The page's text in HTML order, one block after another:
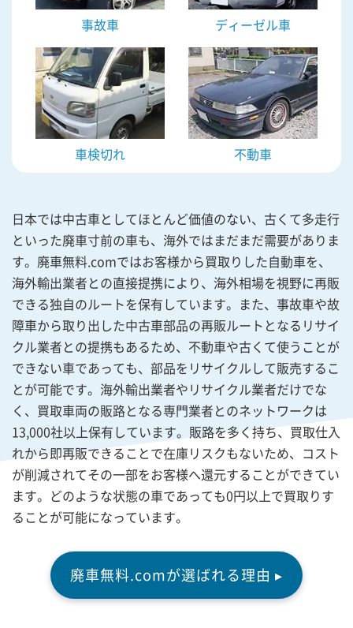
事故車 ディーゼル車
車検切れ 不動車
日本では中古車としてほとんど価値のない、古くて多走行
といった廃車寸前の車も、海外ではまだまだ需要がありま
す。廃車無料.comではお客様から買取りした自動車を、
海外輸出業者との直接提携により、海外相場を視野に再販
できる独自のルートを保有しています。また、事故車や故
障車から取り出した中古車部品の再販ルートとなるリサイ
クル業者との提携もあるため、不動車や古くて使うことが
できない車であっても、部品をリサイクルして販売するこ
とが可能です。海外輸出業者やリサイクル業者だけでな
く、買取車両の販路となる専門業者とのネットワークは
13,000社以上保有しています。販路を多く持ち、買取仕入
れから即再販できることで在庫リスクもないため、コスト
が削減されてその一部をお客様へ還元することができてい
ます。どのような状態の車であっても0円以上で買取りす
ることが可能になっています。
廃車無料.comが選ばれる理由 ▸